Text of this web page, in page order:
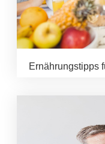
Ernährungstipps